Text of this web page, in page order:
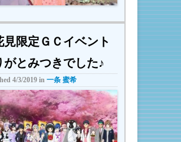
見限定ＧＣイベント
がとみつきでした♪
4/3/2019 in 一条 蜜希